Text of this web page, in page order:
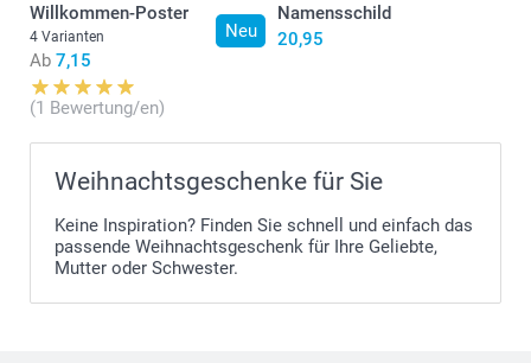
Neu
Willkommen-Poster
4 Varianten
Ab 7,15
(1 Bewertung/en)
Namensschild
20,95
Weihnachtsgeschenke für Sie
Keine Inspiration? Finden Sie schnell und einfach das
passende Weihnachtsgeschenk für Ihre Geliebte,
Mutter oder Schwester.